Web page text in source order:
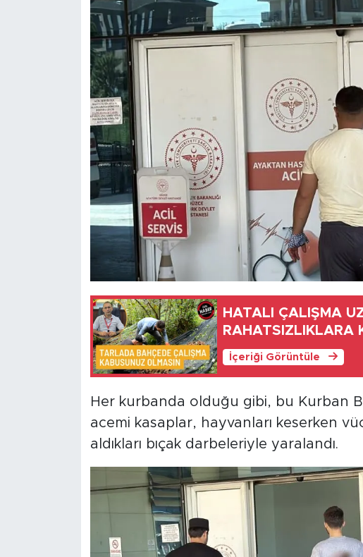
HATALI ÇALIŞMA
RAHATSIZLIKLARA
İçeriği Görüntüle
Her kurbanda olduğu gibi, bu Kurban
acemi kasaplar, hayvanları keserken
aldıkları bıçak darbeleriyle yaralandı.